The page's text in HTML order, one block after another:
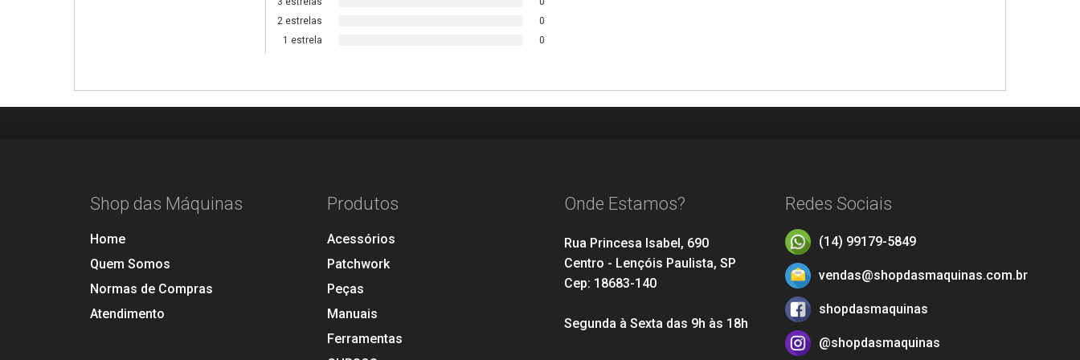
2 estrelas
0
1 estrela
0
Shop das Máquinas
Home
Quem Somos
Normas de Compras
Atendimento
Produtos
Acessórios
Patchwork
Peças
Manuais
Ferramentas
Onde Estamos?
Rua Princesa Isabel, 690
Centro - Lençóis Paulista, SP
Cep: 18683-140
Segunda à Sexta das 9h às 18h
Redes Sociais
(14) 99179-5849
vendas@shopdasmaquinas.com.br
shopdasmaquinas
@shopdasmaquinas